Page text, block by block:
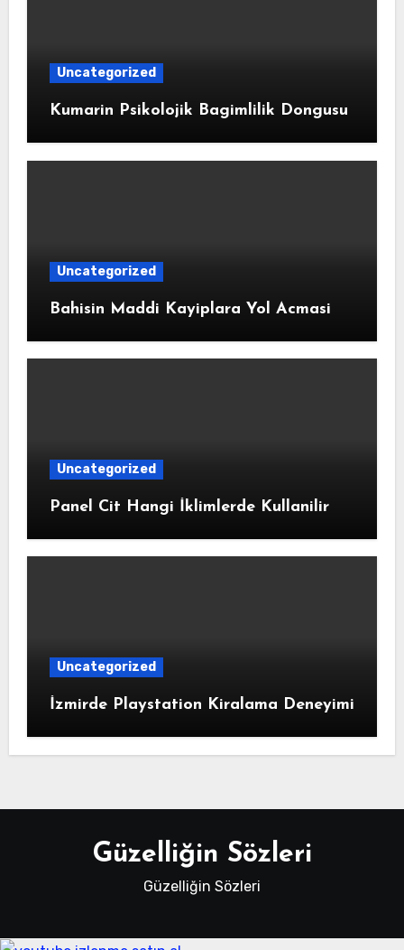
Uncategorized
Kumarin Psikolojik Bagimlilik Dongusu
Uncategorized
Bahisin Maddi Kayiplara Yol Acmasi
Uncategorized
Panel Cit Hangi İklimlerde Kullanilir
Uncategorized
İzmirde Playstation Kiralama Deneyimi
Güzelliğin Sözleri
Güzelliğin Sözleri